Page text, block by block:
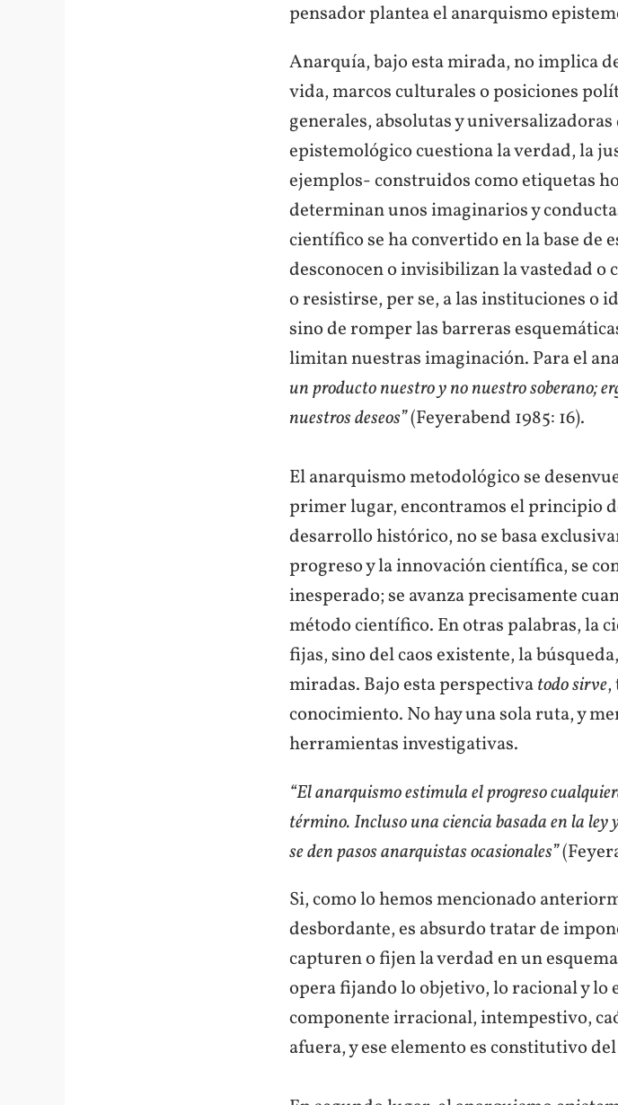
pensador plantea el anarquismo
Anarquía, bajo esta mirada, no implica
vida, marcos culturales o posiciones
generales, absolutas y
epistemológico cuestiona la verdad, la
ejemplos- construidos como etiquetas
determinan unos imaginarios y
científico se ha convertido en la base de
desconocen o invisibilizan la vastedad o
o resistirse, per se, a las instituciones o
sino de romper las barreras
limitan nuestras imaginación. Para el
un producto nuestro y no nuestro soberano;
nuestros deseos”(Feyerabend 1985: 16).
El anarquismo metodológico se
primer lugar, encontramos el principio
desarrollo histórico, no se basa
progreso y la innovación científica, se
inesperado; se avanza precisamente
método científico. En otras palabras, la
fijas, sino del caos existente, la
miradas. Bajo esta perspectivatodo sirve,
conocimiento. No hay una sola ruta, y
herramientas investigativas.
“El anarquismo estimula el progreso
término. Incluso una ciencia basada en la ley
se den pasos anarquistas ocasionales”
Si, como lo hemos mencionado
desbordante, es absurdo tratar de
capturen o fijen la verdad en un
opera fijando lo objetivo, lo racional y lo
componente irracional, intempestivo,
afuera, y ese elemento es constitutivo